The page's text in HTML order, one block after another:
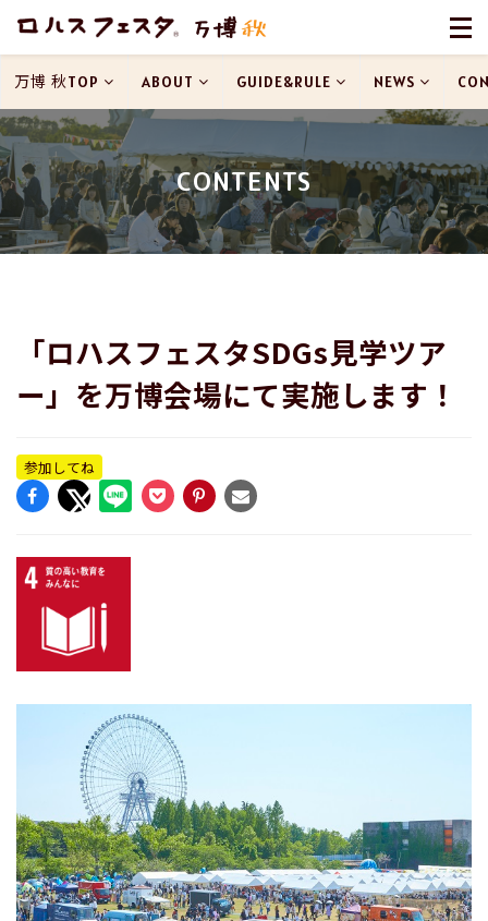
CONTENTS
万博 秋TOP ABOUT GUIDE&RULE NEWS
「ロハスフェスタSDGs見学ツア
ー」を万博会場にて実施します！
参加してね